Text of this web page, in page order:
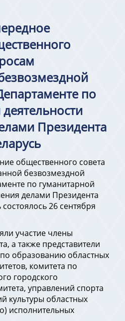
по
Президента
общественного совета
безвозмездной
по гуманитарной
делами Президента
26 сентября
участие члены
а также представители
образованию областных
комитета по
городского
управлений спорта
культуры областных
исполнительных